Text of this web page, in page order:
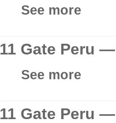
See more
11 Gate Peru
See more
11 Gate Peru